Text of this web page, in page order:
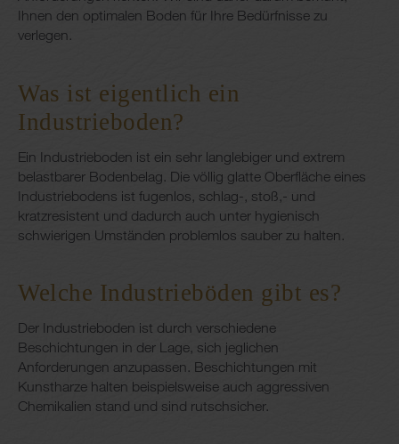
Ihnen den optimalen Boden für Ihre Bedürfnisse zu
verlegen.
Was ist eigentlich ein
Industrieboden?
Ein Industrieboden ist ein sehr langlebiger und extrem
belastbarer Bodenbelag. Die völlig glatte Oberfläche eines
Industriebodens ist fugenlos, schlag-, stoß,- und
kratzresistent und dadurch auch unter hygienisch
schwierigen Umständen problemlos sauber zu halten.
Welche Industrieböden gibt es?
Der Industrieboden ist durch verschiedene
Beschichtungen in der Lage, sich jeglichen
Anforderungen anzupassen. Beschichtungen mit
Kunstharze halten beispielsweise auch aggressiven
Chemikalien stand und sind rutschsicher.